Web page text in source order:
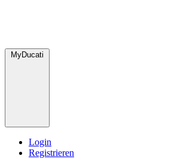
MyDucati
Login
Registrieren